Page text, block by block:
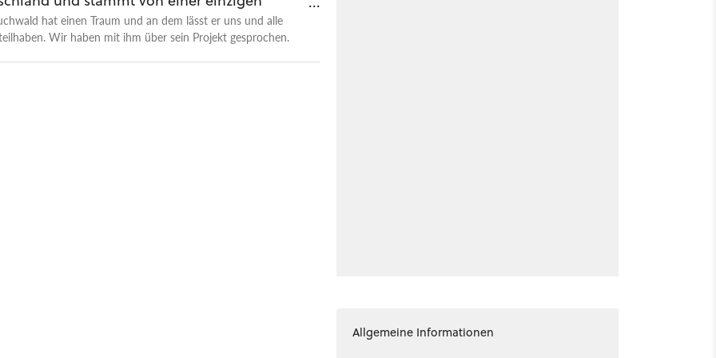
hat einen Traum und an dem lässt er uns und alle
Wir haben mit ihm über sein Projekt gesprochen.
Allgemeine Informationen